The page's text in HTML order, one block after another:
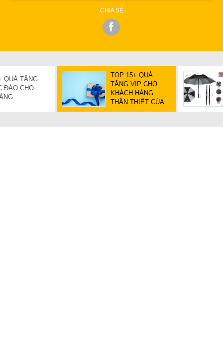
CHIA SẺ
QUÀ TẶNG
ĐÁO CHO
TOP 15+ QUÀ
TẶNG VIP CHO
KHÁCH HÀNG
THÂN THIẾT CỦA
DOANH NGHIỆP